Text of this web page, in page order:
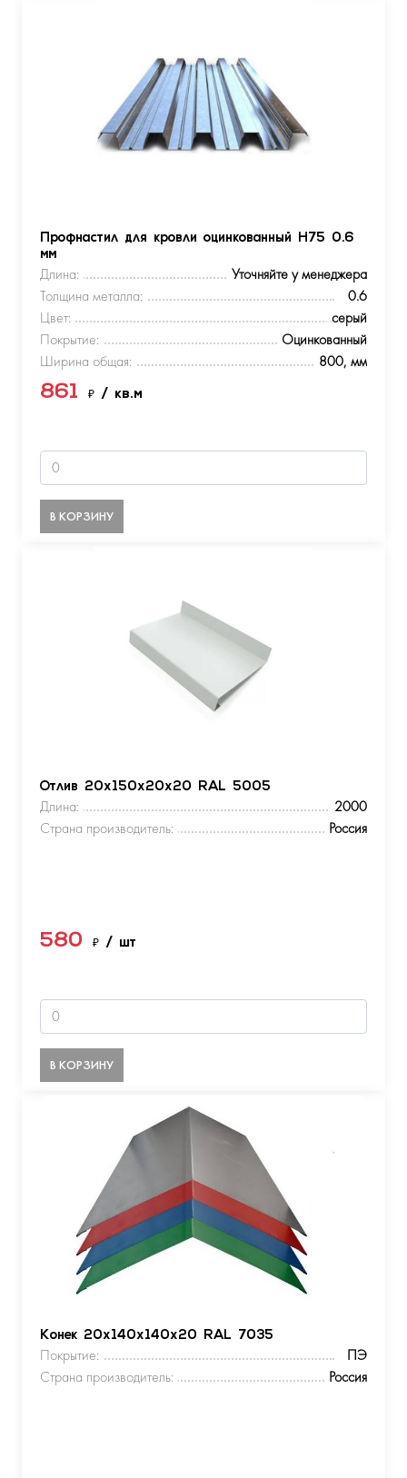
Профнастил для кровли оцинкованный Н75 0.6
мм
Длина:
Уточняйте у менеджера
Толщина металла:
0.6
Цвет:
серый
Покрытие:
Оцинкованный
Ширина общая:
800, мм
861 ₽ / кв.м
В КОРЗИНУ
Отлив 20х150х20х20 RAL 5005
Длина:
2000
Страна производитель:
Россия
580 ₽ / шт
В КОРЗИНУ
Конек 20х140х140х20 RAL 7035
Покрытие:
ПЭ
Страна производитель:
Россия